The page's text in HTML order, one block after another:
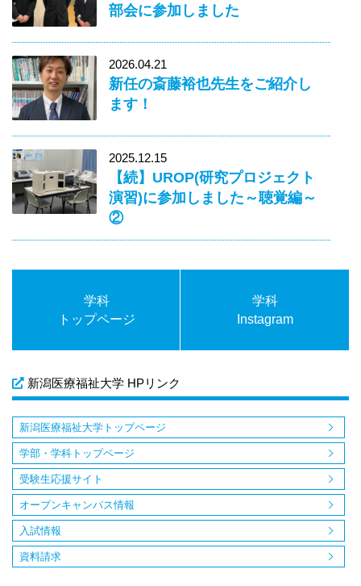
部会に参加しました
2026.04.21
新任の斎藤裕也先生をご紹介し
ます！
2025.12.15
【続】UROP(研究プロジェクト
演習)に参加しました～聴覚編～
②
学科
トップページ
学科
Instagram
新潟医療福祉大学 HPリンク
新潟医療福祉大学トップページ
学部・学科トップページ
受験生応援サイト
オープンキャンパス情報
入試情報
資料請求